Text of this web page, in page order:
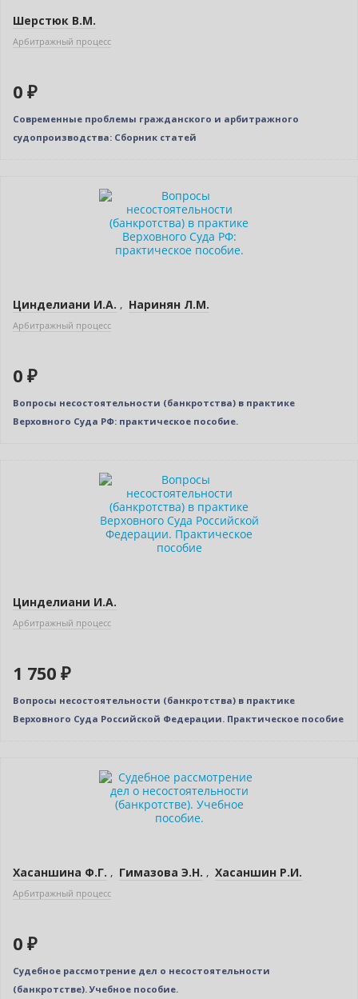
Шерстюк В.М.
Арбитражный процесс
0 ₽
Современные проблемы гражданского и арбитражного
судопроизводства: Сборник статей
Цинделиани И.А. , Наринян Л.М.
Арбитражный процесс
0 ₽
Вопросы несостоятельности (банкротства) в практике
Верховного Суда РФ: практическое пособие.
Цинделиани И.А.
Арбитражный процесс
1 750 ₽
Вопросы несостоятельности (банкротства) в практике
Верховного Суда Российской Федерации. Практическое пособие
Хасаншина Ф.Г. , Гимазова Э.Н. , Хасаншин Р.И.
Арбитражный процесс
0 ₽
Судебное рассмотрение дел о несостоятельности
(банкротстве). Учебное пособие.